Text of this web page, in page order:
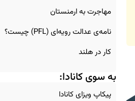
مهاجرت به ارمنستان
نامه‌ی عدالت رویه‌ای (PFL) چیست؟
کار در هلند
به سوی کانادا:
پیکاپ ویزای کانادا